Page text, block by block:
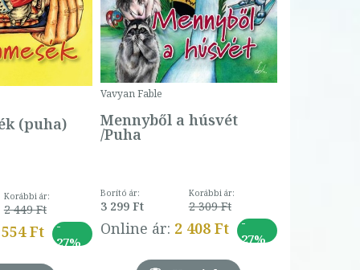
(puha)
Korábbi ár:
2 449 Ft
Ft
-
27%
Vavyan Fable
Mennyből a húsvét
/Puha
Borító ár:
3 299 Ft
Korábbi ár:
2 309 Ft
Online ár: 2 408 Ft
-
27%